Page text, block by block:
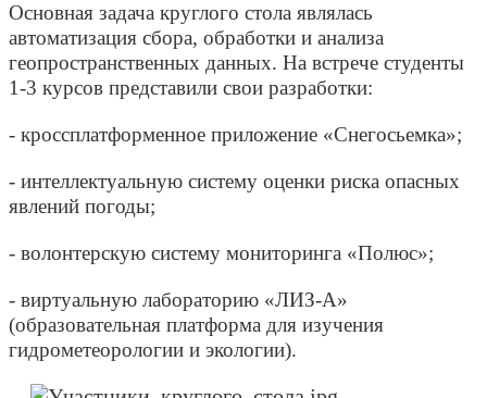
Основная задача круглого стола являлась
автоматизация сбора, обработки и анализа
геопространственных данных. На встрече студенты
1-3 курсов представили свои разработки:
- кроссплатформенное приложение «Снегосьемка»;
- интеллектуальную систему оценки риска опасных
явлений погоды;
- волонтерскую систему мониторинга «Полюс»;
- виртуальную лабораторию «ЛИЗ-А»
(образовательная платформа для изучения
гидрометеорологии и экологии).